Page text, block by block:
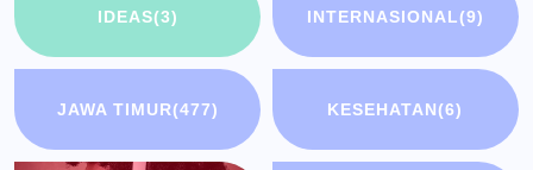
IDEAS(3) INTERNASIONAL(9)
JAWA TIMUR(477) KESEHATAN(6)